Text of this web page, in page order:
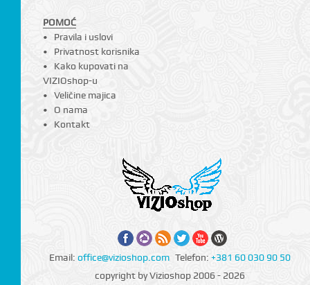
POMOĆ
Pravila i uslovi
Privatnost korisnika
Kako kupovati na
VIZIOshop-u
Veličine majica
O nama
Kontakt
Email: office@vizioshop.com Telefon: +381 60 030 90 50
copyright by Vizioshop 2006 - 2026